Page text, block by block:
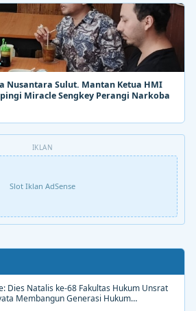
Nusantara Sulut. Mantan Ketua HMI
Miracle Sengkey Perangi Narkoba
IKLAN
Slot Iklan AdSense
Dies Natalis ke-68 Fakultas Hukum Unsrat
Membangun Generasi Hukum